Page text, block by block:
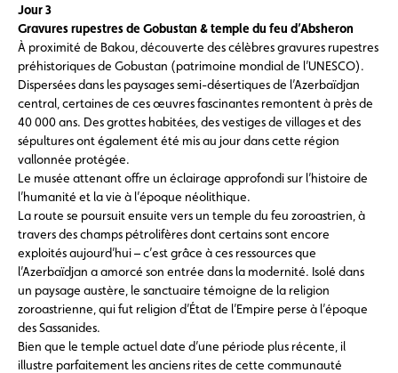
Jour 3
Gravures rupestres de Gobustan & temple du feu d’Absheron
À proximité de Bakou, découverte des célèbres gravures rupestres
préhistoriques de Gobustan (patrimoine mondial de l’UNESCO).
Dispersées dans les paysages semi-désertiques de l’Azerbaïdjan
central, certaines de ces œuvres fascinantes remontent à près de
40 000 ans. Des grottes habitées, des vestiges de villages et des
sépultures ont également été mis au jour dans cette région
vallonnée protégée.
Le musée attenant offre un éclairage approfondi sur l’histoire de
l’humanité et la vie à l’époque néolithique.
La route se poursuit ensuite vers un temple du feu zoroastrien, à
travers des champs pétrolifères dont certains sont encore
exploités aujourd’hui – c’est grâce à ces ressources que
l’Azerbaïdjan a amorcé son entrée dans la modernité. Isolé dans
un paysage austère, le sanctuaire témoigne de la religion
zoroastrienne, qui fut religion d’État de l’Empire perse à l’époque
des Sassanides.
Bien que le temple actuel date d’une période plus récente, il
illustre parfaitement les anciens rites de cette communauté